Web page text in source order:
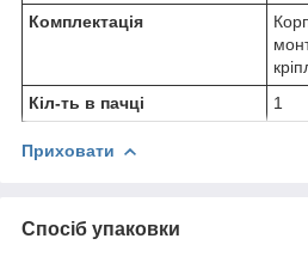
Комплектація
Кіл-ть в пачці
1
Приховати
Спосіб упаковки